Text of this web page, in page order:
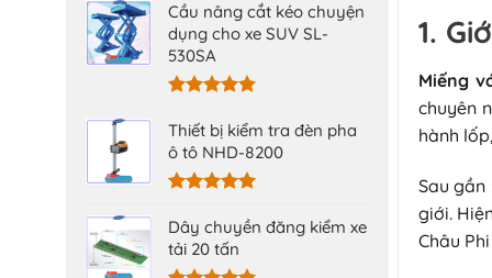
Cầu nâng cắt kéo chuyện
dụng cho xe SUV SL-
530SA
hạng 5.00
5 sao
Thiết bị kiểm tra đèn pha
ô tô NHD-8200
hạng5.00
5 sao
Dây chuyền đăng kiểm xe
tải 20 tấn
1.
Miếng
chuyên
hành
Sau
giới.
Châu